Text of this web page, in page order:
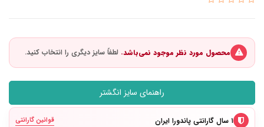
محصول مورد نظر موجود نمی‌باشد.
راهنمای سایز انگشتر
۱ سال گارانتی پاندورا ایران قوانین گارانتی